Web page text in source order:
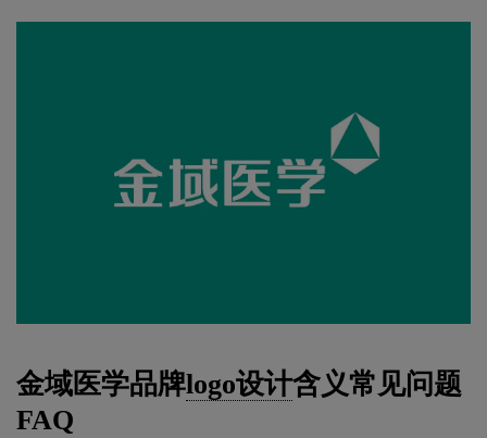
金域医学品牌logo设计含义常见问题
FAQ